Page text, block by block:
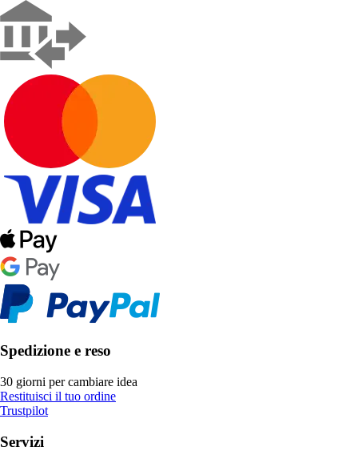
Spedizione e reso
30 giorni per cambiare idea
Restituisci il tuo ordine
Trustpilot
Servizi